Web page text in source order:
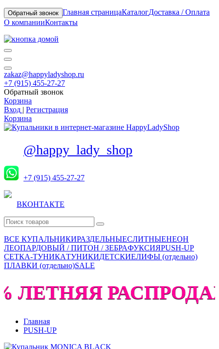
Обратный звонок Главная страницаКаталогДоставка / Оплата
О компанииКонтакты
zakaz@happyladyshop.ru
+7 (915) 455-27-27
Обратный звонок
Корзина
Вход | Регистрация
Корзина
@happy_lady_shop
+7 (915) 455-27-27
ВКОНТАКТЕ
ВСЕ КУПАЛЬНИКИРАЗДЕЛЬНЫЕСЛИТНЫЕНЕОН
ЛЕОПАРДОВЫЙ / ПИТОН / ЗЕБРАФУКСИЯPUSH-UP
СЕТКА-ТУНИКАТУНИКИДЕТСКИЕЛИФЫ (отдельно)
ПЛАВКИ (отдельно)SALE
ЛЕТНЯЯ
Главная
PUSH-UP